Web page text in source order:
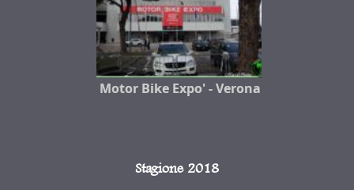
Motor Bike Expo' - Verona
Stagione 2018